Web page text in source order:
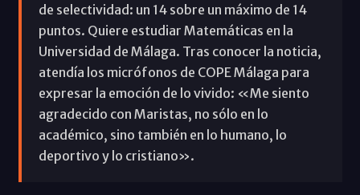
de selectividad: un 14 sobre un máximo de 14
puntos. Quiere estudiar Matemáticas en la
Universidad de Málaga. Tras conocer la noticia,
atendía los micrófonos de COPE Málaga para
expresar la emoción de lo vivido: «Me siento
agradecido con Maristas, no sólo en lo
académico, sino también en lo humano, lo
deportivo y lo cristiano».